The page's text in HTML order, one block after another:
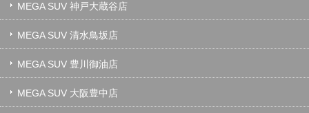
MEGA SUV 神戸大蔵谷店
MEGA SUV 清水鳥坂店
MEGA SUV 豊川御油店
MEGA SUV 大阪豊中店